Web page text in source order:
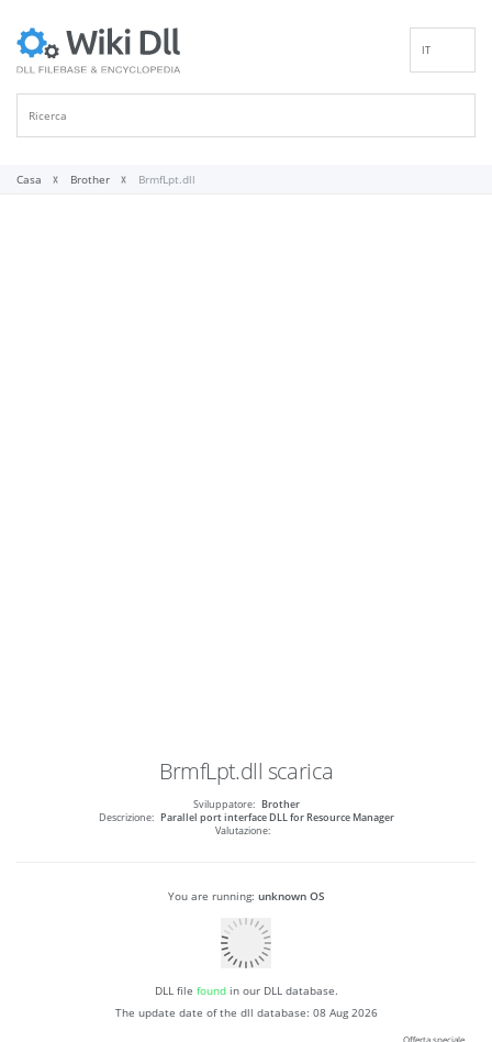
IT
Casa Brother BrmfLpt.dll
BrmfLpt.dll scarica
Sviluppatore: Brother
Descrizione: Parallel port interface DLL for Resource Manager
Valutazione:
You are running: unknown OS
DLL file foundin our DLL database.
The update date of the dll database: 08 Aug 2026